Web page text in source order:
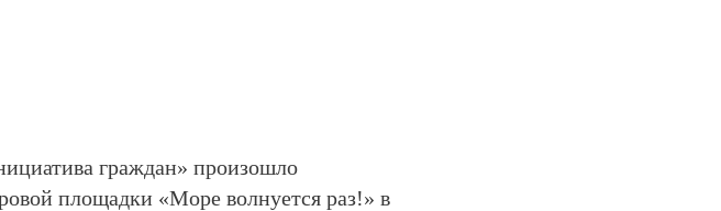
граждан» произошло
площадки «Море волнуется раз!» в